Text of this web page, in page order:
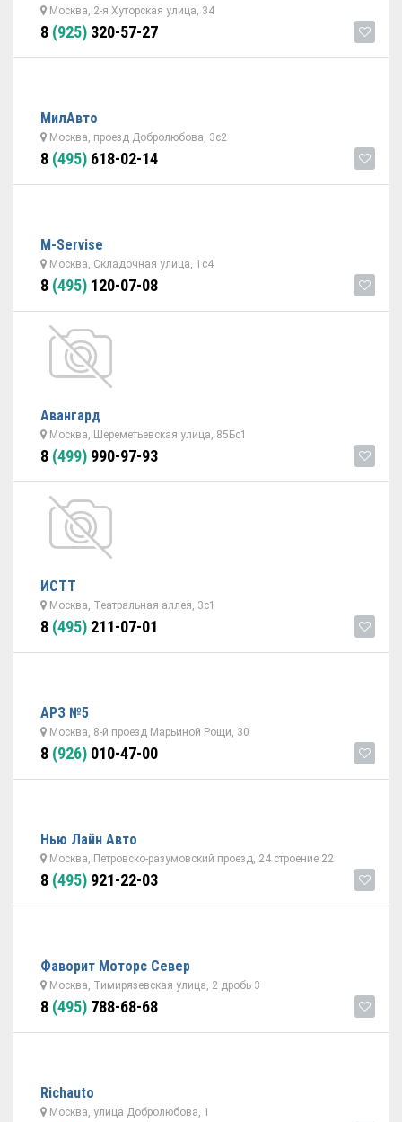
Москва, 2-я Хуторская улица, 34
8 (925) 320-57-27
МилАвто
Москва, проезд Добролюбова, 3с2
8 (495) 618-02-14
M-Servise
Москва, Складочная улица, 1с4
8 (495) 120-07-08
Авангард
Москва, Шереметьевская улица, 85Бс1
8 (499) 990-97-93
ИСТТ
Москва, Театральная аллея, 3с1
8 (495) 211-07-01
АРЗ №5
Москва, 8-й проезд Марьиной Рощи, 30
8 (926) 010-47-00
Нью Лайн Авто
Москва, Петровско-разумовский проезд, 24 строение 22
8 (495) 921-22-03
Фаворит Моторс Север
Москва, Тимирязевская улица, 2 дробь 3
8 (495) 788-68-68
Richauto
Москва, улица Добролюбова, 1